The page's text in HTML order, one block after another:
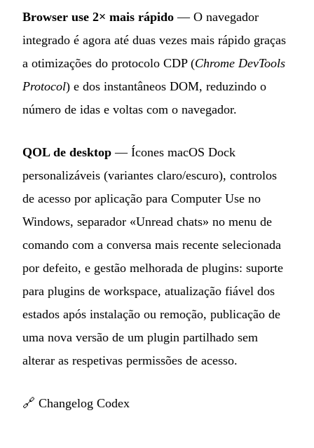
Browser use 2× mais rápido — O navegador
integrado é agora até duas vezes mais rápido graças
a otimizações do protocolo CDP (Chrome DevTools
Protocol) e dos instantâneos DOM, reduzindo o
número de idas e voltas com o navegador.
QOL de desktop — Ícones macOS Dock
personalizáveis (variantes claro/escuro), controlos
de acesso por aplicação para Computer Use no
Windows, separador «Unread chats» no menu de
comando com a conversa mais recente selecionada
por defeito, e gestão melhorada de plugins: suporte
para plugins de workspace, atualização fiável dos
estados após instalação ou remoção, publicação de
uma nova versão de um plugin partilhado sem
alterar as respetivas permissões de acesso.
🔗 Changelog Codex